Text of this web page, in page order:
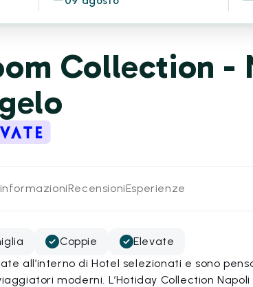
Collection -
RecensioniEsperienze
Coppie
Elevate
all’interno di Hotel selezionati e sono
moderni. L’Hotiday Collection Napoli